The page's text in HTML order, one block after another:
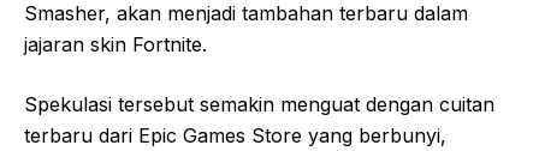
Smasher, akan menjadi tambahan terbaru dalam
jajaran skin Fortnite.
Spekulasi tersebut semakin menguat dengan cuitan
terbaru dari Epic Games Store yang berbunyi,